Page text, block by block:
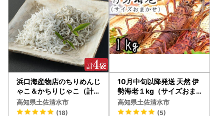
【ワンストップ特例申請をご希望の方へ】
ワンストップ特例申請書の提出締め切りは、全国統一で毎年
1月10日必着です。
余裕を持たせた早めのお手続きをお願いします。（オンライ
ン申請も同様です。）
年末（12月31日まで）のご寄附につきましても、可能な限
り最短で申請書をお届けできるように予定しております。
※日本郵便の普通郵便よりご返送いただく場合、土日祝の配
浜口海産物店のちりめんじ
ゃこ＆かちりじゃこ（計4
袋小分けセット）合計260
g 【R00019】
高知県土佐清水市
(18)
10月中旬以降発送 天然 伊
勢海老１kg（サイズおま
かせ高知県産）※着日指定
不可※エビ 甲殻類 海鮮BB
高知県土佐清水市
(5)